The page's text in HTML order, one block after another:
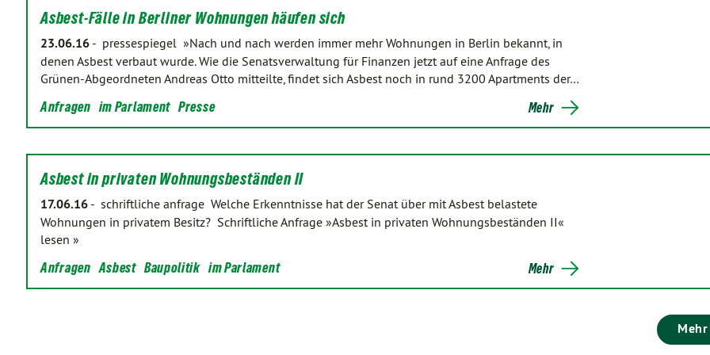
Asbest-Fälle in Berliner Wohnungen häufen sich
23.06.16 - pressespiegel »Nach und nach werden immer mehr Wohnungen in Berlin bekannt, in
denen Asbest verbaut wurde. Wie die Senatsverwaltung für Finanzen jetzt auf eine Anfrage des
Grünen-Abgeordneten Andreas Otto mitteilte, findet sich Asbest noch in rund 3200 Apartments der…
Anfragen im Parlament Presse Mehr
Asbest in privaten Wohnungsbeständen II
17.06.16 - schriftliche anfrage Welche Erkenntnisse hat der Senat über mit Asbest belastete
Wohnungen in privatem Besitz? Schriftliche Anfrage »Asbest in privaten Wohnungsbeständen II«
lesen »
Anfragen Asbest Baupolitik im Parlament Mehr